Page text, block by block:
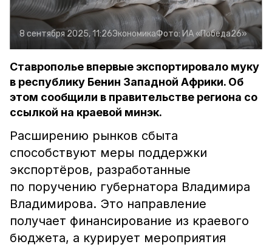
8 сентября 2025, 11:26ЭкономикаФото: ИА «Победа26»
Ставрополье впервые экспортировало муку
в республику Бенин Западной Африки. Об
этом сообщили в правительстве региона со
ссылкой на краевой минэк.
Расширению рынков сбыта
способствуют меры поддержки
экспортёров, разработанные
по поручению губернатора Владимира
Владимирова. Это направление
получает финансирование из краевого
бюджета, а курирует мероприятия